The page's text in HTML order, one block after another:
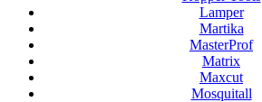
Lamper
Martika
MasterProf
Matrix
Maxcut
Mosquitall